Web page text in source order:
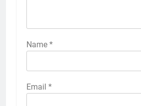
Name *
Email *